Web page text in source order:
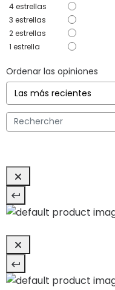
4estrellas
3 estrellas
2estrellas
1 estrella
Ordenar las opiniones